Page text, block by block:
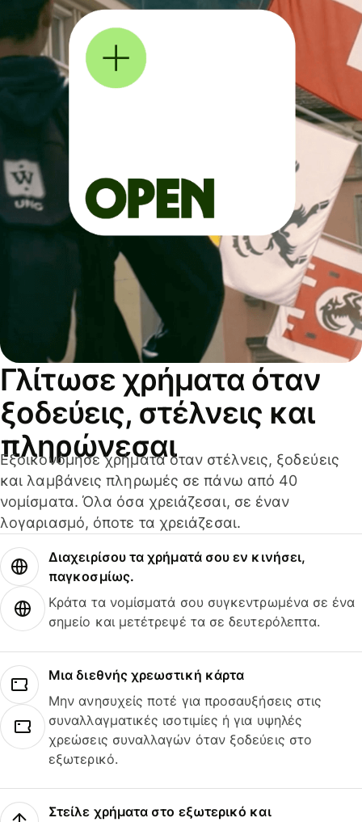
Γλίτωσε χρήματα όταν
ξοδεύεις, στέλνεις και
πληρώνεσαι
Εξοικονόμησε χρήματα όταν στέλνεις, ξοδεύεις
και λαμβάνεις πληρωμές σε πάνω από 40
νομίσματα. Όλα όσα χρειάζεσαι, σε έναν
λογαριασμό, όποτε τα χρειάζεσαι.
Διαχειρίσου τα χρήματά σου εν κινήσει,
παγκοσμίως.
Κράτα τα νομίσματά σου συγκεντρωμένα σε ένα
σημείο και μετέτρεψέ τα σε δευτερόλεπτα.
Μια διεθνής χρεωστική κάρτα
Μην ανησυχείς ποτέ για προσαυξήσεις στις
συναλλαγματικές ισοτιμίες ή για υψηλές
χρεώσεις συναλλαγών όταν ξοδεύεις στο
εξωτερικό.
Στείλε χρήματα στο εξωτερικό και